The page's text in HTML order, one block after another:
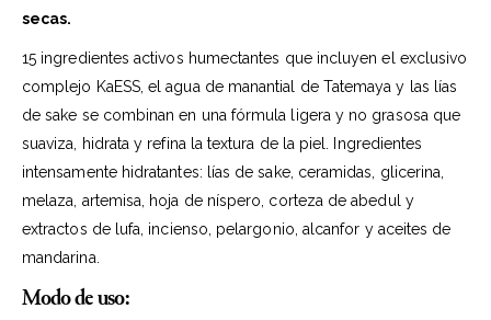
secas.
15 ingredientes activos humectantes que incluyen el exclusivo
complejo KaESS, el agua de manantial de Tatemaya y las lías
de sake se combinan en una fórmula ligera y no grasosa que
suaviza, hidrata y refina la textura de la piel. Ingredientes
intensamente hidratantes: lías de sake, ceramidas, glicerina,
melaza, artemisa, hoja de níspero, corteza de abedul y
extractos de lufa, incienso, pelargonio, alcanfor y aceites de
mandarina.
Modo de uso: